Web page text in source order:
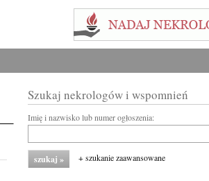
Szukaj nekrologów i wspomnień
Imię i nazwisko lub numer ogłoszenia:
+ szukanie zaawansowane